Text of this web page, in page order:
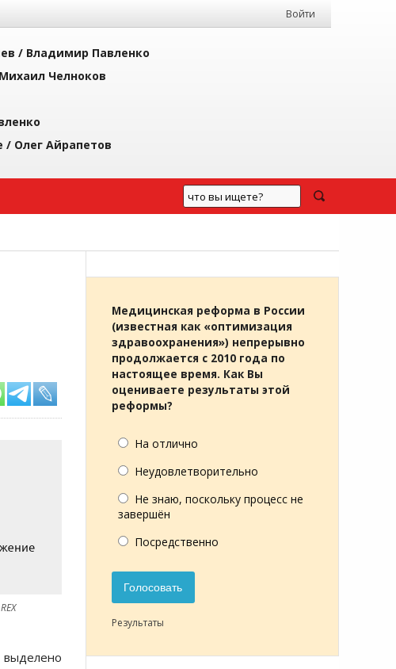
Войти
/ Владимир Павленко
Михаил Челноков
/ Олег Айрапетов
выделено
Медицинская реформа в России
(известная как «оптимизация
здравоохранения») непрерывно
продолжается с 2010 года по
настоящее время. Как Вы
оцениваете результаты этой
реформы?
На отлично
Неудовлетворительно
Не знаю, поскольку процесс не
завершён
Посредственно
Голосовать
Результаты